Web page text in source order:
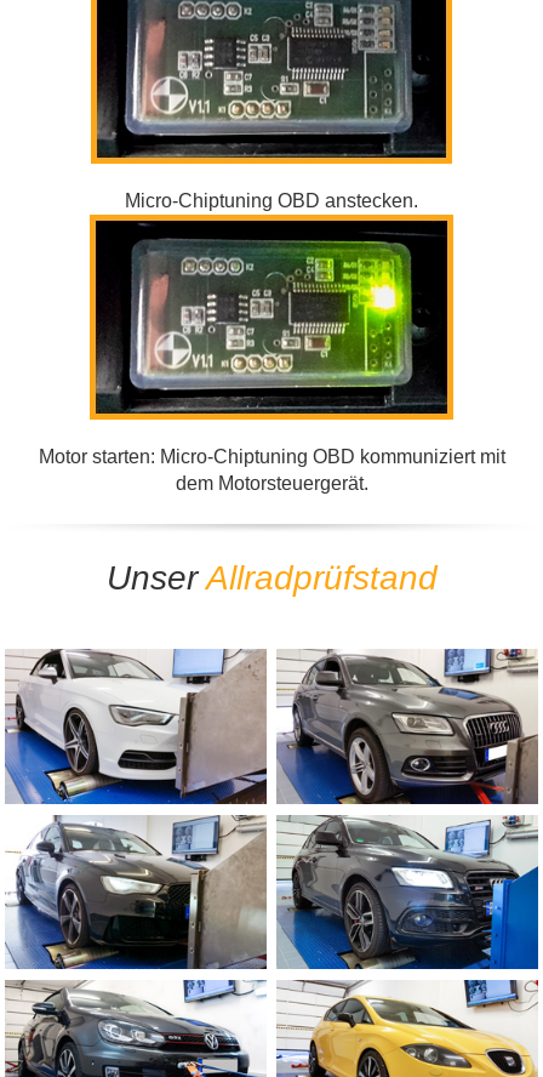
Micro-Chiptuning OBD anstecken.
Motor starten: Micro-Chiptuning OBD kommuniziert mit
dem Motorsteuergerät.
UnserAllradprüfstand